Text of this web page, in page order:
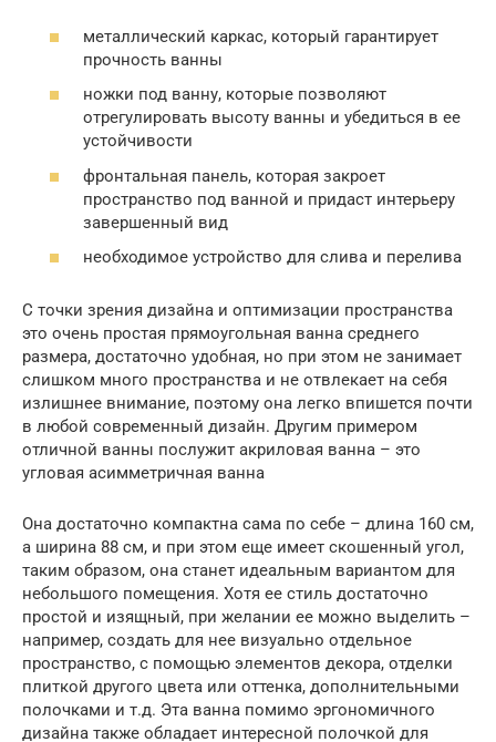
металлический каркас, который гарантирует
прочность ванны
ножки под ванну, которые позволяют
отрегулировать высоту ванны и убедиться в ее
устойчивости
фронтальная панель, которая закроет
пространство под ванной и придаст интерьеру
завершенный вид
необходимое устройство для слива и перелива
С точки зрения дизайна и оптимизации пространства
это очень простая прямоугольная ванна среднего
размера, достаточно удобная, но при этом не занимает
слишком много пространства и не отвлекает на себя
излишнее внимание, поэтому она легко впишется почти
в любой современный дизайн. Другим примером
отличной ванны послужит акриловая ванна – это
угловая асимметричная ванна
Она достаточно компактна сама по себе – длина 160 см,
а ширина 88 см, и при этом еще имеет скошенный угол,
таким образом, она станет идеальным вариантом для
небольшого помещения. Хотя ее стиль достаточно
простой и изящный, при желании ее можно выделить –
например, создать для нее визуально отдельное
пространство, с помощью элементов декора, отделки
плиткой другого цвета или оттенка, дополнительными
полочками и т.д. Эта ванна помимо эргономичного
дизайна также обладает интересной полочкой для